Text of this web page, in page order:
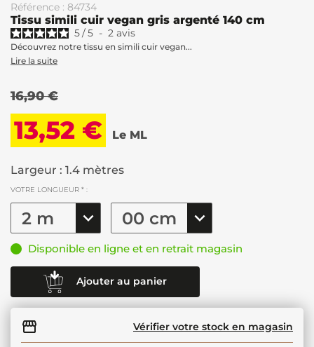
Référence : 84734
Tissu simili cuir vegan gris argenté 140 cm
5/5 - 2 avis
Découvrez notre tissu en simili cuir vegan...
Lire la suite
16,90 €
13,52 € Le ML
Largeur : 1.4 mètres
VOTRE LONGUEUR * :
Disponible en ligne et en retrait magasin
Ajouter au panier
Vérifier votre stock en magasin